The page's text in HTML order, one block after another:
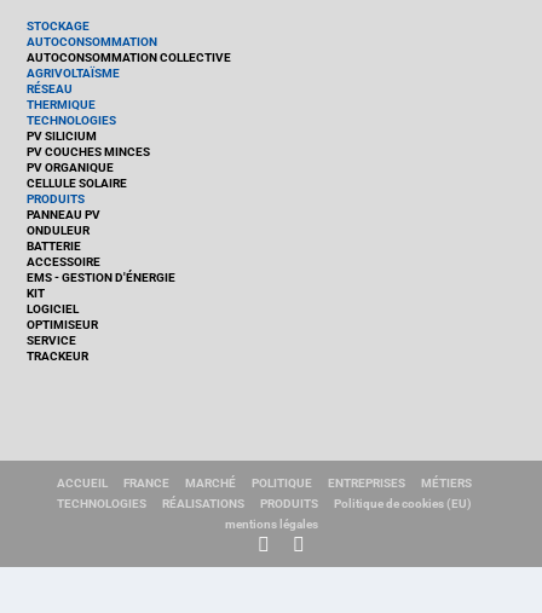
STOCKAGE
AUTOCONSOMMATION
AUTOCONSOMMATION COLLECTIVE
AGRIVOLTAÏSME
RÉSEAU
THERMIQUE
TECHNOLOGIES
PV SILICIUM
PV COUCHES MINCES
PV ORGANIQUE
CELLULE SOLAIRE
PRODUITS
PANNEAU PV
ONDULEUR
BATTERIE
ACCESSOIRE
EMS - GESTION D'ÉNERGIE
KIT
LOGICIEL
OPTIMISEUR
SERVICE
TRACKEUR
ACCUEIL FRANCE MARCHÉ POLITIQUE ENTREPRISES
MÉTIERS
TECHNOLOGIES
RÉALISATIONS PRODUITS
Politique de cookies (EU)
mentions légales